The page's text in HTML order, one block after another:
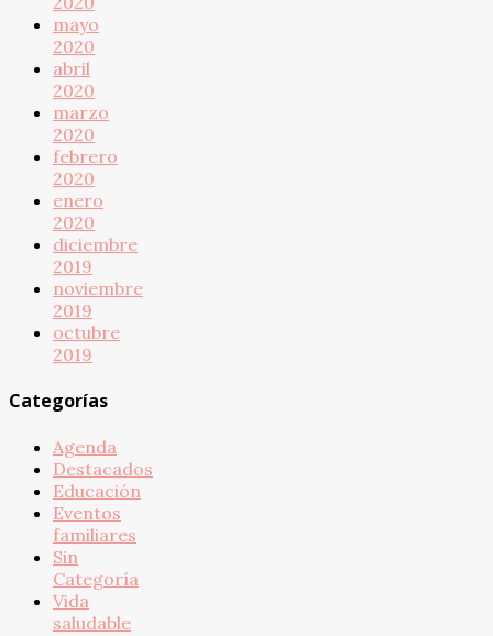
mayo
2020
abril
2020
marzo
2020
febrero
2020
enero
2020
diciembre
2019
noviembre
2019
octubre
2019
Categorías
Agenda
Destacados
Educación
Eventos
familiares
Sin
Categoría
Vida
saludable